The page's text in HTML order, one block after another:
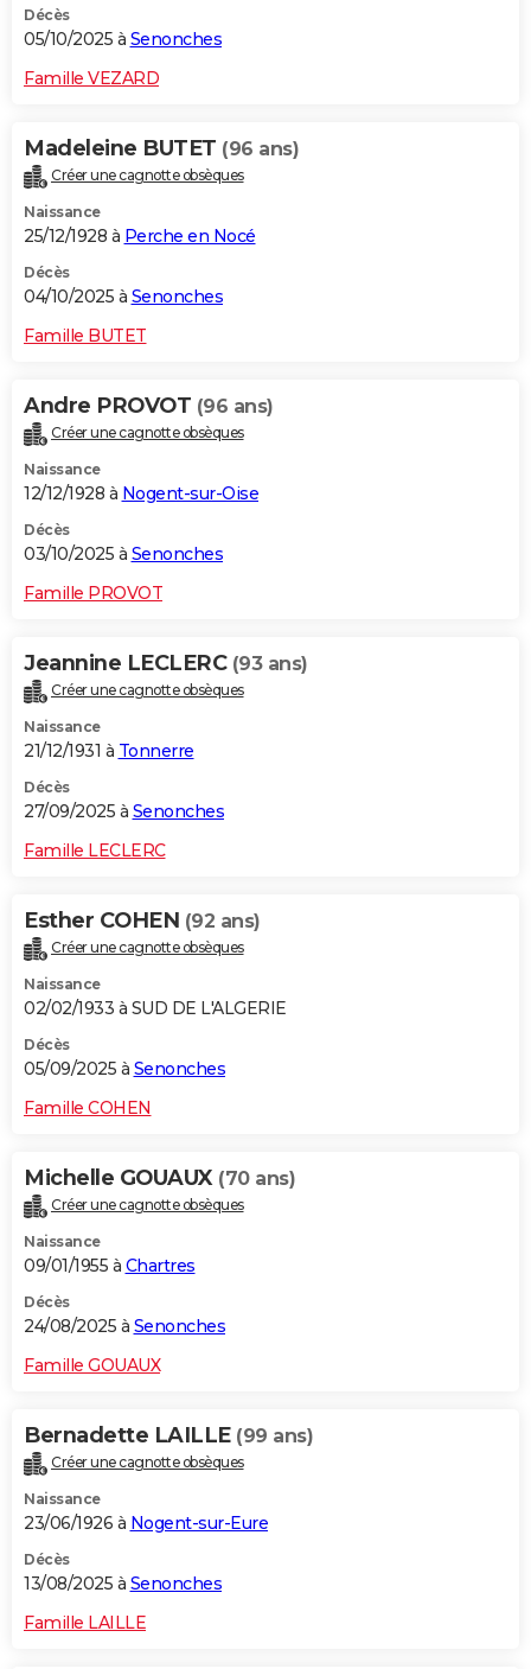
Décès
05/10/2025 à Senonches
Famille VEZARD
Madeleine BUTET (96 ans)
Créer une cagnotte obsèques
Naissance
25/12/1928 à Perche en Nocé
Décès
04/10/2025 à Senonches
Famille BUTET
Andre PROVOT (96 ans)
Créer une cagnotte obsèques
Naissance
12/12/1928 à Nogent-sur-Oise
Décès
03/10/2025 à Senonches
Famille PROVOT
Jeannine LECLERC (93 ans)
Créer une cagnotte obsèques
Naissance
21/12/1931 à Tonnerre
Décès
27/09/2025 à Senonches
Famille LECLERC
Esther COHEN (92 ans)
Créer une cagnotte obsèques
Naissance
02/02/1933 à SUD DE L'ALGERIE
Décès
05/09/2025 à Senonches
Famille COHEN
Michelle GOUAUX (70 ans)
Créer une cagnotte obsèques
Naissance
09/01/1955 à Chartres
Décès
24/08/2025 à Senonches
Famille GOUAUX
Bernadette LAILLE (99 ans)
Créer une cagnotte obsèques
Naissance
23/06/1926 à Nogent-sur-Eure
Décès
13/08/2025 à Senonches
Famille LAILLE